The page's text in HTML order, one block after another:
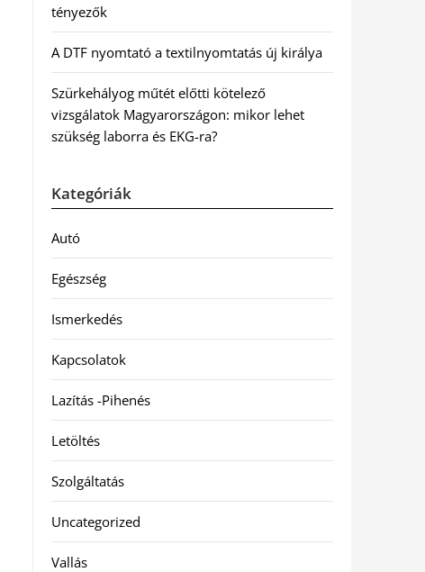
tényezők
A DTF nyomtató a textilnyomtatás új királya
Szürkehályog műtét előtti kötelező
vizsgálatok Magyarországon: mikor lehet
szükség laborra és EKG-ra?
Kategóriák
Autó
Egészség
Ismerkedés
Kapcsolatok
Lazítás -Pihenés
Letöltés
Szolgáltatás
Uncategorized
Vallás